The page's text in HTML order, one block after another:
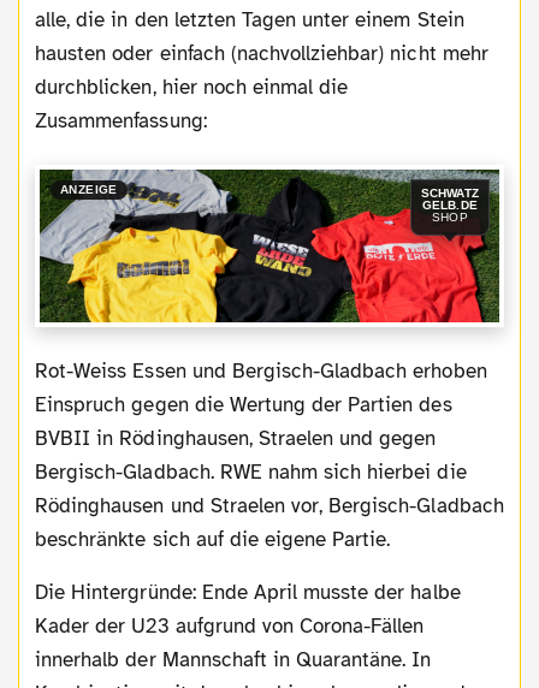
alle, die in den letzten Tagen unter einem Stein
hausten oder einfach (nachvollziehbar) nicht mehr
durchblicken, hier noch einmal die
Zusammenfassung:
ANZEIGE
SCHWATZ
GELB.DE
SHOP
Rot-Weiss Essen und Bergisch-Gladbach erhoben
Einspruch gegen die Wertung der Partien des
BVBII in Rödinghausen, Straelen und gegen
Bergisch-Gladbach. RWE nahm sich hierbei die
Rödinghausen und Straelen vor, Bergisch-Gladbach
beschränkte sich auf die eigene Partie.
Die Hintergründe: Ende April musste der halbe
Kader der U23 aufgrund von Corona-Fällen
innerhalb der Mannschaft in Quarantäne. In